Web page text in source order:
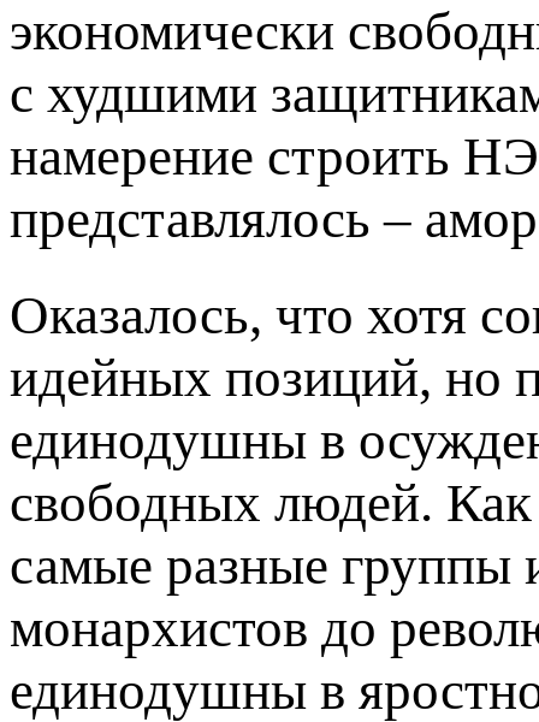
экономически
с худшими
намерение строить
представлялось –
Оказалось, что хотя
идейных позиций, но
единодушны в
свободных людей. Как
самые разные группы
монархистов до
единодушны в